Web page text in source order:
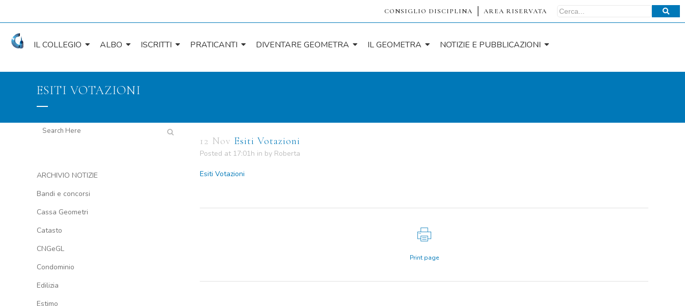
CONSIGLIO DISCIPLINA AREA RISERVATA
IL COLLEGIO ALBO ISCRITTI PRATICANTI DIVENTARE GEOMETRA IL GEOMETRA NOTIZIE E PUBBLICAZIONI
ESITI VOTAZIONI
ARCHIVIO NOTIZIE
Bandi e concorsi
Cassa Geometri
Catasto
CNGeGL
Condominio
Edilizia
Estimo
12 Nov Esiti Votazioni
Posted at 17:01h in by Roberta
Esiti Votazioni
Print page